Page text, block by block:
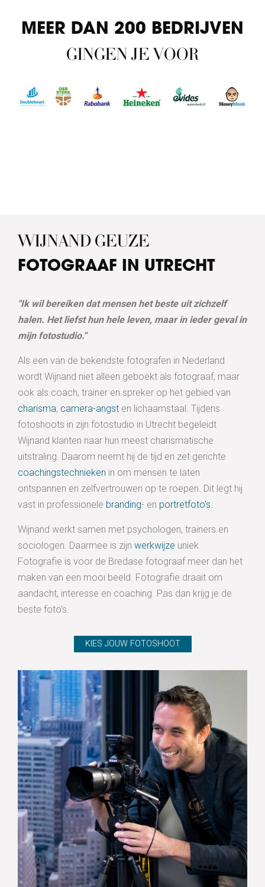
MEER DAN 200 BEDRIJVEN
GINGEN JE VOOR
WIJNAND GEUZE
FOTOGRAAF IN UTRECHT
"Ik wil bereiken dat mensen het beste uit zichzelf
halen. Het liefst hun hele leven, maar in ieder geval in
mijn fotostudio."
Als een van de bekendste fotografen in Nederland
wordt Wijnand niet alleen geboekt als fotograaf, maar
ook als coach, trainer en spreker op het gebied van
charisma, camera-angst en lichaamstaal. Tijdens
fotoshoots in zijn fotostudio in Utrecht begeleidt
Wijnand klanten naar hun meest charismatische
uitstraling. Daarom neemt hij de tijd en zet gerichte
coachingstechnieken in om mensen te laten
ontspannen en zelfvertrouwen op te roepen. Dit legt hij
vast in professionele branding- en portretfoto's.
Wijnand werkt samen met psychologen, trainers en
sociologen. Daarmee is zijn werkwijze uniek.
Fotografie is voor de Bredase fotograaf meer dan het
maken van een mooi beeld. Fotografie draait om
aandacht, interesse en coaching. Pas dan krijg je de
beste foto's.
KIES JOUW FOTOSHOOT